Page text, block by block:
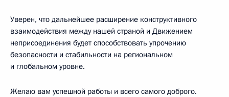
Уверен, что дальнейшее расширение конструктивного
взаимодействия между нашей страной и Движением
неприсоединения будет способствовать упрочению
безопасности и стабильности на региональном
и глобальном уровне.
Желаю вам успешной работы и всего самого доброго.